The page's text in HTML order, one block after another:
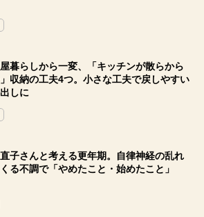
暮らしから一変、「キッチンが散らから
収納の工夫4つ。小さな工夫で戻しやすい
しに
子さんと考える更年期。自律神経の乱れ
る不調で「やめたこと・始めたこと」